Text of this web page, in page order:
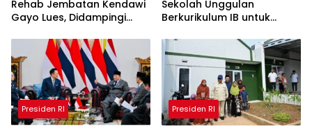
Rehab Jembatan Kendawi
Gayo Lues, Didampingi
Sekolah Unggulan
Berkurikulum IB untuk
Presiden RI Presiden RI